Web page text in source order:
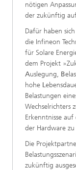
nötigen
der zukünftig
Dafür haben
die Infineon
für Solare
dem Projekt
Auslegung, B
hohe L
Belastungen
Wechselrichters
Erkenntnisse
der Hardware
Die
zukünftig